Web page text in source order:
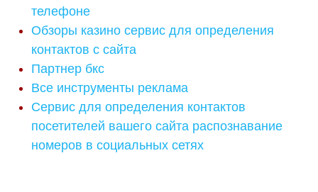
телефоне
Обзоры казино сервис для определения
контактов с сайта
Партнер бкс
Все инструменты реклама
Сервис для определения контактов
посетителей вашего сайта распознавание
номеров в социальных сетях